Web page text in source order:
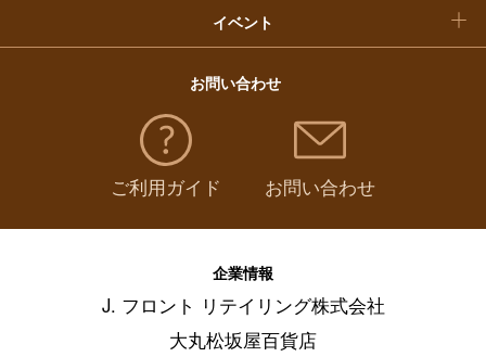
イベント
お問い合わせ
ご利用ガイド お問い合わせ
企業情報
J. フロント リテイリング株式会社
大丸松坂屋百貨店